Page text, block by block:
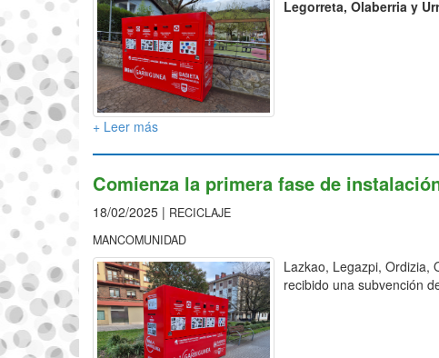
Legorreta, Olaberria y
+ Leer más
Comienza la primera fase de
18/02/2025 | RECICLAJE
MANCOMUNIDAD
Lazkao, Legazpi, Ordizia,
recibido una subvención